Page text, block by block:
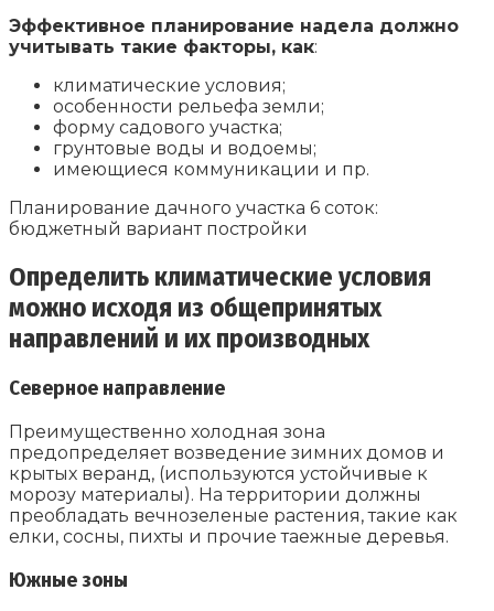
Эффективное планирование надела должно
учитывать такие факторы, как:
климатические условия;
особенности рельефа земли;
форму садового участка;
грунтовые воды и водоемы;
имеющиеся коммуникации и пр.
Планирование дачного участка 6 соток:
бюджетный вариант постройки
Определить климатические условия
можно исходя из общепринятых
направлений и их производных
Северное направление
Преимущественно холодная зона
предопределяет возведение зимних домов и
крытых веранд, (используются устойчивые к
морозу материалы). На территории должны
преобладать вечнозеленые растения, такие как
елки, сосны, пихты и прочие таежные деревья.
Южные зоны